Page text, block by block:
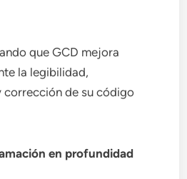
que GCD mejora
la legibilidad,
corrección de su código
en profundidad